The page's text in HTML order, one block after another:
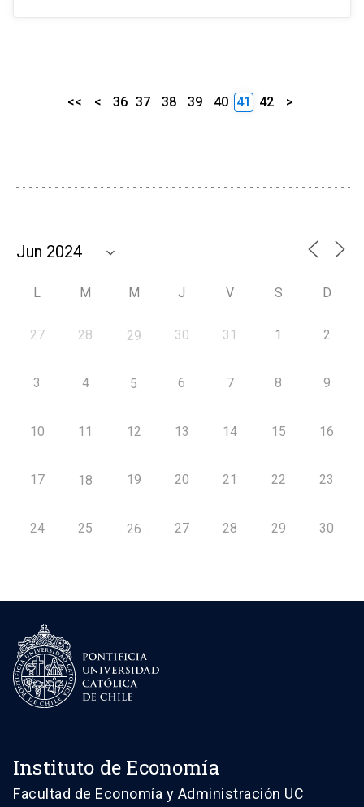
<< < 36 37 38 39 40 41 42 >
L M M J V S D
27 28 29 30 31 1 2
3 4 5 6 7 8 9
10 11 12 13 14 15 16
17 18 19 20 21 22 23
24 25 26 27 28 29 30
Instituto de Economía
Facultad de Economía y Administración UC